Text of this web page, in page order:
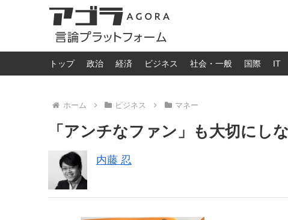
トップ 政治 経済 ビジネス 社会・一般 国際 IT
ホーム ビジネス マネー
「アンチなファン」も大切にし
内藤 忍